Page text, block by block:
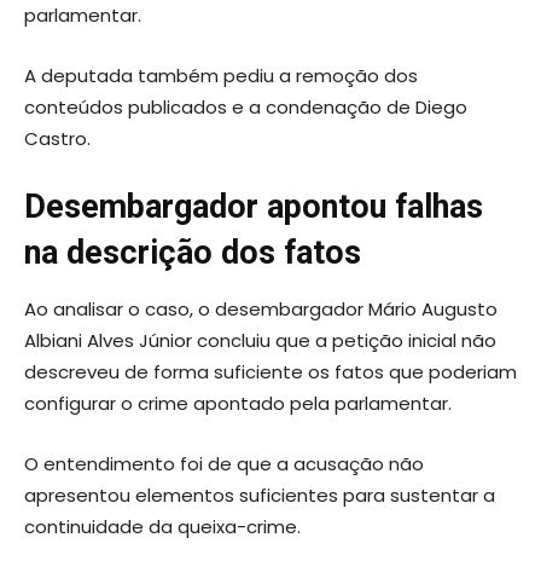
parlamentar.
A deputada também pediu a remoção dos
conteúdos publicados e a condenação de Diego
Castro.
Desembargador apontou falhas
na descrição dos fatos
Ao analisar o caso, o desembargador Mário Augusto
Albiani Alves Júnior concluiu que a petição inicial não
descreveu de forma suficiente os fatos que poderiam
configurar o crime apontado pela parlamentar.
O entendimento foi de que a acusação não
apresentou elementos suficientes para sustentar a
continuidade da queixa-crime.